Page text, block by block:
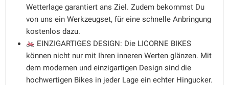
Wetterlage garantiert ans Ziel. Zudem bekommst Du
von uns ein Werkzeugset, für eine schnelle Anbringung
kostenlos dazu.
EINZIGARTIGES DESIGN: Die LICORNE BIKES
können nicht nur mit Ihren inneren Werten glänzen. Mit
dem modernen und einzigartigen Design sind die
hochwertigen Bikes in jeder Lage ein echter Hingucker.